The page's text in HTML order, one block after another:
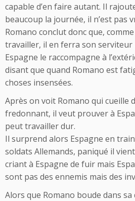
capable d’en faire autant. Il
beaucoup la journée, il n’est pas
Romano conclut donc que,
travailler, il en ferra son
Espagne le raccompagne à
disant que quand Romano est
choses insensées.
Après on voit Romano qui cueille
fredonnant, il veut prouver à
peut travailler dur.
Il surprend alors Espagne en
soldats Allemands, paniqué il
criant à Espagne de fuir mais
sont pas des ennemis mais des
Alors que Romano boude dans sa